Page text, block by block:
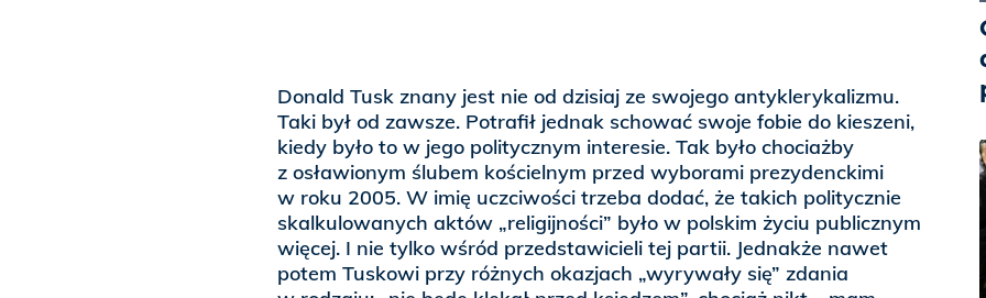
Donald Tusk znany jest nie od dzisiaj ze swojego antyklerykalizmu.
Taki był od zawsze. Potrafił jednak schować swoje fobie do kieszeni,
kiedy było to w jego politycznym interesie. Tak było chociażby
z osławionym ślubem kościelnym przed wyborami prezydenckimi
w roku 2005. W imię uczciwości trzeba dodać, że takich politycznie
skalkulowanych aktów „religijności” było w polskim życiu publicznym
więcej. I nie tylko wśród przedstawicieli tej partii. Jednakże nawet
potem Tuskowi przy różnych okazjach „wyrywały się” zdania